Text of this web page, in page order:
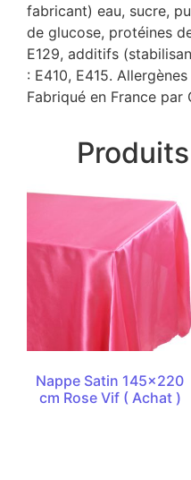
fabricant) eau, sucre,
de glucose, protéines
E129, additifs
: E410, E415.
Fabriqué en France par
Nappe Satin 145×220
cm Rose Vif ( Achat )